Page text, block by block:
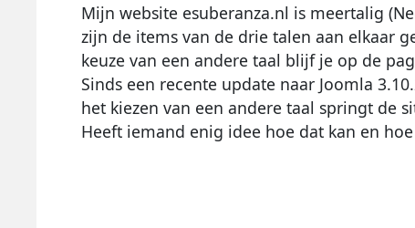
Mijn website esuberanza.nl is meertalig
zijn de items van de drie talen aan elkaar
keuze van een andere taal blijf je op de
Sinds een recente update naar Joomla
het kiezen van een andere taal springt de
Heeft iemand enig idee hoe dat kan en